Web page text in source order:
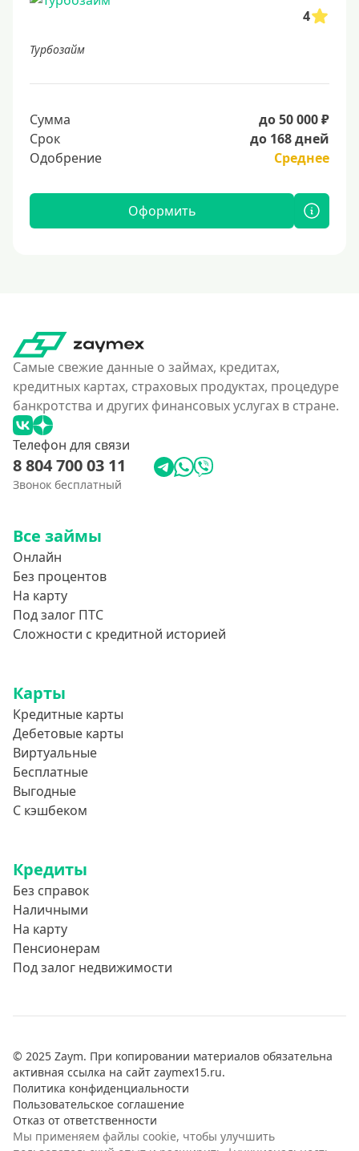
4
Турбозайм
Сумма
до 50 000 ₽
Срок
до 168 дней
Одобрение
Среднее
Оформить
Самые свежие данные о займах, кредитах,
кредитных картах, страховых продуктах, процедуре
банкротства и других финансовых услугах в стране.
Телефон для связи
8 804 700 03 11
Звонок бесплатный
Все займы
Онлайн
Без процентов
На карту
Под залог ПТС
Сложности с кредитной историей
Карты
Кредитные карты
Дебетовые карты
Виртуальные
Бесплатные
Выгодные
С кэшбеком
Кредиты
Без справок
Наличными
На карту
Пенсионерам
Под залог недвижимости
© 2025 Zaym. При копировании материалов обязательна
активная ссылка на сайт zaymex15.ru.
Политика конфиденциальности
Пользовательское соглашение
Отказ от ответственности
Мы применяем файлы cookie, чтобы улучшить